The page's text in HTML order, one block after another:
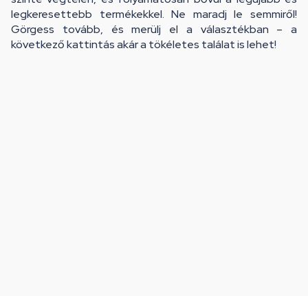
legkeresettebb termékekkel. Ne maradj le semmiről!
Görgess tovább, és merülj el a választékban – a
következő kattintás akár a tökéletes találat is lehet!